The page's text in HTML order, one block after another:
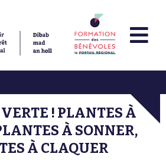
! PLANTES À
À SONNER,
À CLAQUER